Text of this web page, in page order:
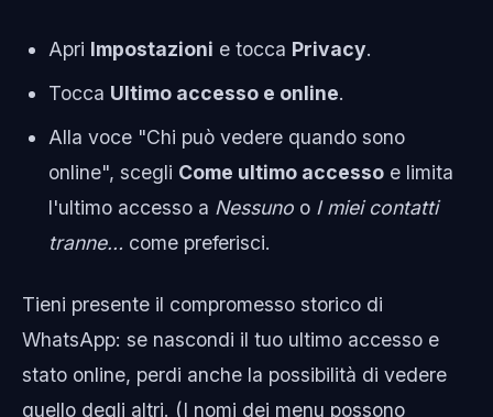
Apri Impostazioni e tocca Privacy.
Tocca Ultimo accesso e online.
Alla voce "Chi può vedere quando sono
online", scegli Come ultimo accesso e limita
l'ultimo accesso a Nessuno o I miei contatti
tranne… come preferisci.
Tieni presente il compromesso storico di
WhatsApp: se nascondi il tuo ultimo accesso e
stato online, perdi anche la possibilità di vedere
quello degli altri. (I nomi dei menu possono